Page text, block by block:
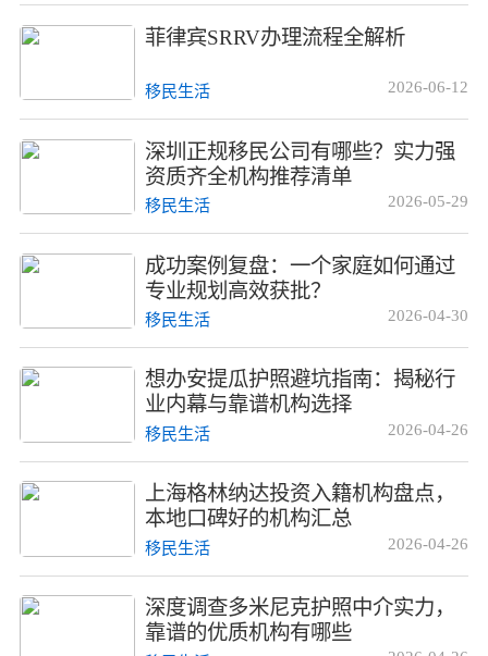
菲律宾SRRV办理流程全解析
2026-06-12
移民生活
深圳正规移民公司有哪些？实力强
资质齐全机构推荐清单
2026-05-29
移民生活
成功案例复盘：一个家庭如何通过
专业规划高效获批？
2026-04-30
移民生活
想办安提瓜护照避坑指南：揭秘行
业内幕与靠谱机构选择
2026-04-26
移民生活
上海格林纳达投资入籍机构盘点，
本地口碑好的机构汇总
2026-04-26
移民生活
深度调查多米尼克护照中介实力，
靠谱的优质机构有哪些